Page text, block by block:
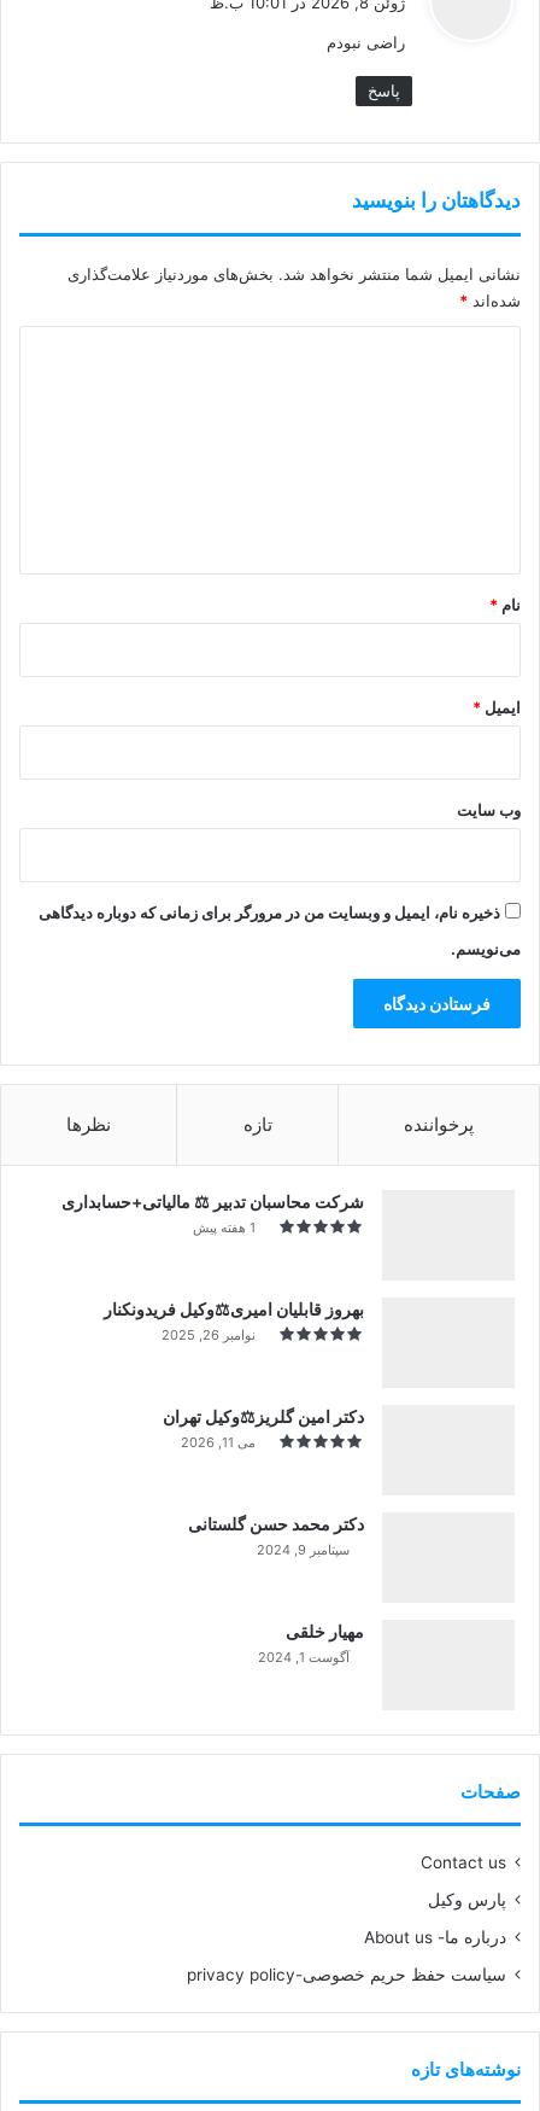
راضی نبودم
پاسخ
دیدگاهتان را بنویسید
نشانی ایمیل شما منتشر نخواهد شد. بخش‌های موردنیاز علامت‌گذاری
شده‌اند *
نام *
ایمیل *
وب‌ سایت
ذخیره نام، ایمیل و وبسایت من در مرورگر برای زمانی که دوباره دیدگاهی
می‌نویسم.
پرخواننده تازه نظرها
شرکت محاسبان تدبیر ⚖️ مالیاتی+حسابداری
1 هفته پیش
بهروز قابلیان امیری⚖️وکیل فریدونکنار
نوامبر 26, 2025
دکتر امین گلریز⚖️وکیل تهران
می 11, 2026
دکتر محمد حسن گلستانی
سپتامبر 9, 2024
مهیار خلقی
آگوست 1, 2024
صفحات
Contact us
پارس وکیل
درباره ما- About us
سیاست حفظ حریم خصوصی-privacy policy
نوشته‌های تازه